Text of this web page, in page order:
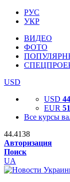
РУС
УКР
ВИДЕО
ФОТО
USD
USD
EUR
Все курсы
44.4138
Авторизация
Поиск
UA